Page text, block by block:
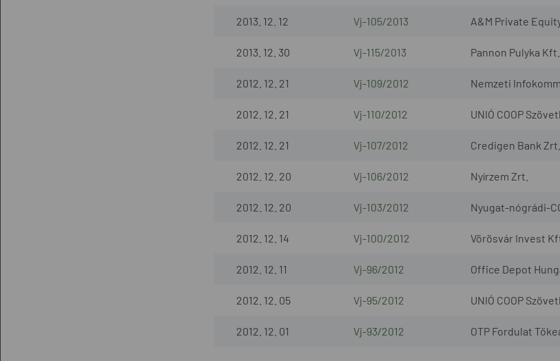
2013. 12. 12 Vj-105/2013 A&M Private
2013. 12. 30 Vj-115/2013 Pannon Pulyka
2012. 12. 21 Vj-109/2012 Nemzeti
2012. 12. 21 Vj-110/2012 UNIÓ COOP
2012. 12. 21 Vj-107/2012 Credigen Bank
2012. 12. 20 Vj-106/2012 Nyírzem Zrt.
2012. 12. 20 Vj-103/2012 Nyugat-nógrádi-
2012. 12. 14 Vj-100/2012 Vörösvár Invest
2012. 12. 11 Vj-96/2012 Office Depot
2012. 12. 05 Vj-95/2012 UNIÓ COOP
2012. 12. 01 Vj-93/2012 OTP Fordulat